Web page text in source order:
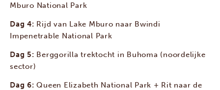
Mburo National Park
Dag 4: Rijd van Lake Mburo naar Bwindi
Impenetrable National Park
Dag 5: Berggorilla trektocht in Buhoma (noordelijke
sector)
Dag 6:Queen Elizabeth National Park + Rit naar de